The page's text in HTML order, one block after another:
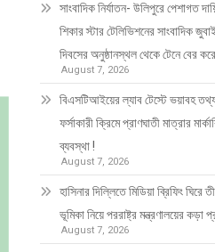
সাংবাদিক নির্যাতন- উলিপুরে পেশাগত
শিকার স্টার টেলিভিশনের সাংবাদিক
দিবসের অনুষ্ঠানস্থল থেকে টেনে বের
August 7, 2026
বিএসটিআইয়ের ল্যাব টেস্টে ভয়াবহ তথ্য:
ফর্সাকারী ক্রিমে প্রাণঘাতী মাত্রার
ব্যবস্থা !
August 7, 2026
হাসিনার দিল্লিতে মিডিয়া ব্রিফিং
ভূমিকা নিয়ে পররাষ্ট্র মন্ত্রণালয়ের কড়া
August 7, 2026